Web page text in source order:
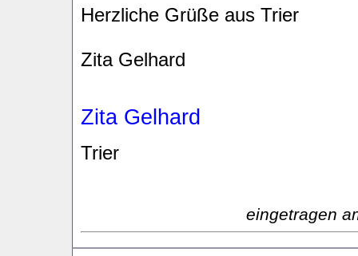
Herzliche Grüße aus Trier
Zita Gelhard
Zita Gelhard
Trier
eingetragen